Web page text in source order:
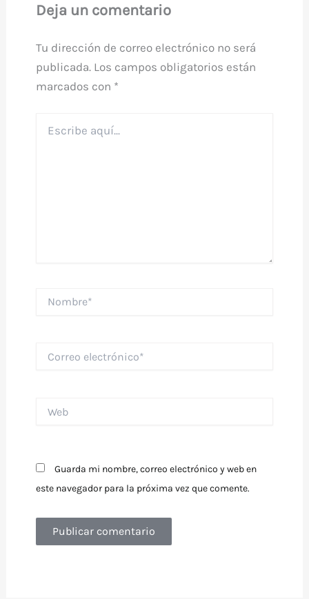
Deja un comentario
Tu dirección de correo electrónico no será
publicada. Los campos obligatorios están
marcados con *
aquí...
electrónico*
Guarda mi nombre, correo electrónico y web en
este navegador para la próxima vez que comente.